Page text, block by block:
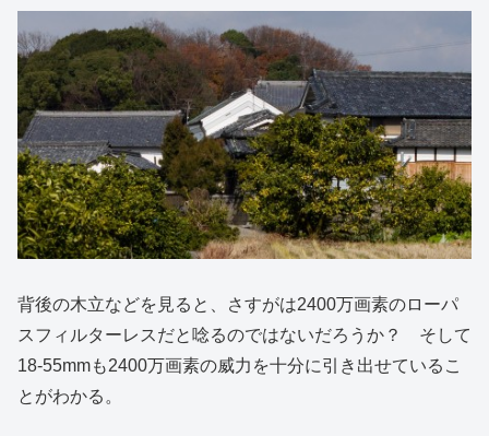
背後の木立などを見ると、さすがは2400万画素のローパ
スフィルターレスだと唸るのではないだろうか？ そして
18-55mmも2400万画素の威力を十分に引き出せているこ
とがわかる。